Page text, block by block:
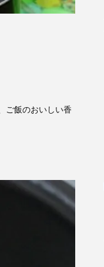
ご飯のおいしい香